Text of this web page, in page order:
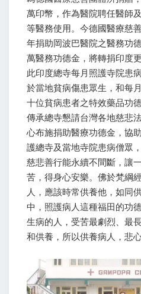
萬印幣，作為醫院聘任醫師
等醫務使用。今德國醫療慈
年捐助岡波巴醫院之醫務功
萬醫務功德金，將轉捐印度
此印度總寺每月照護寺院患
於當地貧病傷患眾生，和每
十位貧病患者之特效藥品功
傳承總寺懇請台灣各地慈悲
心布施捐助醫療功德金，協
護總寺及當地寺院患病僧眾
慈悲善行能永續不間斷，讓
苦，得身心安樂。佛於梵綱
人，應該時常供養他，如同
中，照護病人這種福田的功
生病的人，受苦最劇烈、最
和供養，所以供養病人，悲